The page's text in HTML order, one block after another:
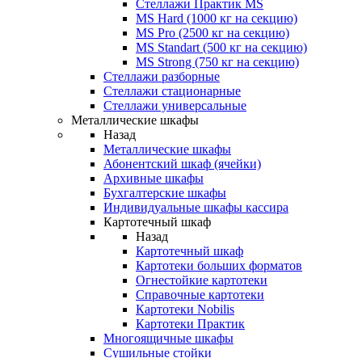
Стеллажи Практик MS
MS Hard (1000 кг на секцию)
MS Pro (2500 кг на секцию)
MS Standart (500 кг на секцию)
MS Strong (750 кг на секцию)
Стеллажи разборные
Стеллажи стационарные
Стеллажи универсальные
Металлические шкафы
Назад
Металлические шкафы
Абонентский шкаф (ячейки)
Архивные шкафы
Бухгалтерские шкафы
Индивидуальные шкафы кассира
Картотечный шкаф
Назад
Картотечный шкаф
Картотеки больших форматов
Огнестойкие картотеки
Справочные картотеки
Картотеки Nobilis
Картотеки Практик
Многоящичные шкафы
Сушильные стойки